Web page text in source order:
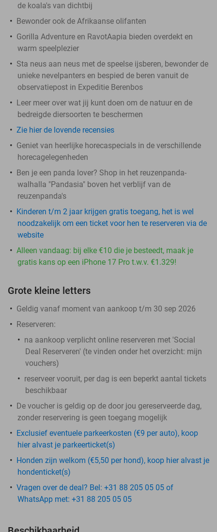
de koala's van dichtbij
Bewonder ook de Afrikaanse olifanten
Gorilla Adventure en RavotAapia bieden overdekt en
warm speelplezier
Sta neus aan neus met de speelse ijsberen, bewonder de
unieke nevelpanters en bespied de beren vanuit de
observatiepost in Expeditie Berenbos
Leer meer over wat jij kunt doen om de natuur en de
bedreigde diersoorten te beschermen
Zie hier de lovende recensies
Geniet van heerlijke horecaspecials in de verschillende
horecagelegenheden
Ben je een panda lover? Shop in het reuzenpanda-
walhalla "Pandasia" boven het verblijf van de
reuzenpanda's
Kinderen t/m 2 jaar krijgen gratis toegang, het is wel
noodzakelijk om een ticket voor hen te reserveren via de
website
Alleen vandaag: bij elke €10 die je besteedt, maak je
gratis kans op een iPhone 17 Pro t.w.v. €1.329!
Grote kleine letters
Geldig vanaf moment van aankoop t/m 30 sep 2026
Reserveren:
na aankoop verplicht online reserveren met 'Social
Deal Reserveren' (te vinden onder het overzicht: mijn
vouchers)
reserveer vooruit, per dag is een beperkt aantal tickets
beschikbaar
De voucher is geldig op de door jou gereserveerde dag,
zonder reservering is geen toegang mogelijk
Exclusief eventuele parkeerkosten (€9 per auto), koop
hier alvast je parkeerticket(s)
Honden zijn welkom (€5,50 per hond), koop hier alvast je
hondenticket(s)
Vragen over de deal? Bel: +31 88 205 05 05 of
WhatsApp met: +31 88 205 05 05